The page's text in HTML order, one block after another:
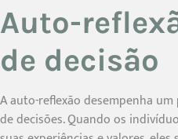
Auto-
de decisão
A auto-reflexão desempenha
de decisões. Quando os